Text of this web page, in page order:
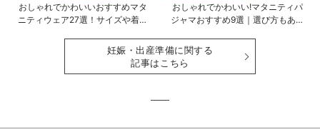
おしゃれでかわいいおすすめマタ
ニティウェア27選！サイズや着る
おしゃれでかわいい!マタニティパ
ジャマおすすめ9選｜選び方もあわ
妊娠・出産準備に関する
記事はこちら